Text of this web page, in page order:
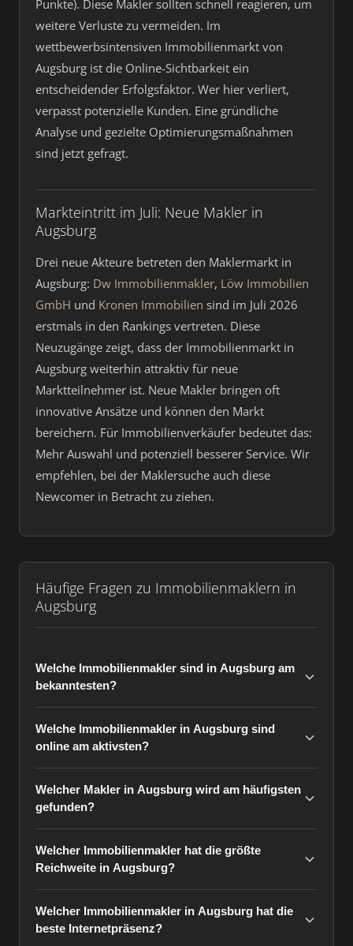
Punkte). Diese Makler sollten schnell reagieren, um
weitere Verluste zu vermeiden. Im
wettbewerbsintensiven Immobilienmarkt von
Augsburg ist die Online-Sichtbarkeit ein
entscheidender Erfolgsfaktor. Wer hier verliert,
verpasst potenzielle Kunden. Eine gründliche
Analyse und gezielte Optimierungsmaßnahmen
sind jetzt gefragt.
Markteintritt im Juli: Neue Makler in
Augsburg
Drei neue Akteure betreten den Maklermarkt in
Augsburg: Dw Immobilienmakler, Löw Immobilien
GmbH und Kronen Immobilien sind im Juli 2026
erstmals in den Rankings vertreten. Diese
Neuzugänge zeigt, dass der Immobilienmarkt in
Augsburg weiterhin attraktiv für neue
Marktteilnehmer ist. Neue Makler bringen oft
innovative Ansätze und können den Markt
bereichern. Für Immobilienverkäufer bedeutet das:
Mehr Auswahl und potenziell besserer Service. Wir
empfehlen, bei der Maklersuche auch diese
Newcomer in Betracht zu ziehen.
Häufige Fragen zu Immobilienmaklern in
Augsburg
Welche Immobilienmakler sind in Augsburg am
bekanntesten?
Welche Immobilienmakler in Augsburg sind
online am aktivsten?
Welcher Makler in Augsburg wird am häufigsten
gefunden?
Welcher Immobilienmakler hat die größte
Reichweite in Augsburg?
Welcher Immobilienmakler in Augsburg hat die
beste Internetpräsenz?